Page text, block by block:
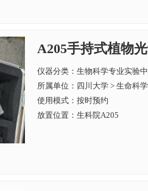
A205手持式植物
仪器分类：生物科学专业实验
所属单位： 四川大学 > 生命科
使用模式：按时预约
放置位置：生科院A205